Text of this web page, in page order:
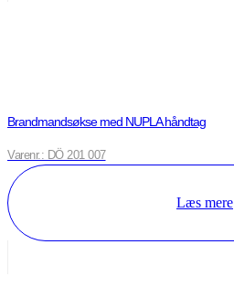
Brandmandsøkse med NUPLA håndtag
Varenr.: DÖ 201 007
Læs mere